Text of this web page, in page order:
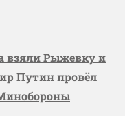
взяли Рыжевку и
Путин провёл